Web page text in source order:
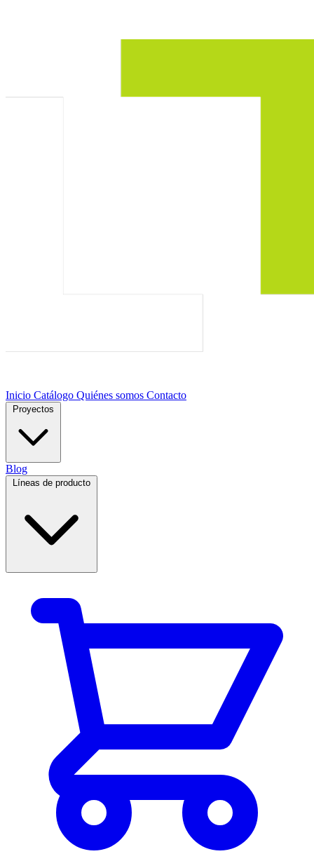
Inicio Catálogo Quiénes somos Contacto
Proyectos
Blog
Líneas de producto